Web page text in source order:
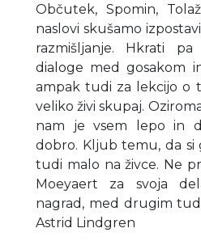
Občutek, Spomin,
naslovi skušamo
razmišljanje. Hkrati
dialoge med gosakom
ampak tudi za lekcijo o
veliko živi skupaj.
nam je vsem lepo in
dobro. Kljub temu, da si
tudi malo na živce. Ne
Moeyaert za svoja
nagrad, med drugim
Astrid Lindgren